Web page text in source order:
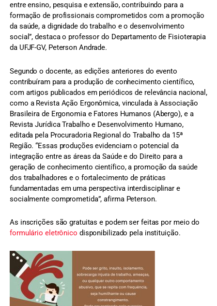
entre ensino, pesquisa e extensão, contribuindo para a
formação de profissionais comprometidos com a promoção
da saúde, a dignidade do trabalho e o desenvolvimento
social”, destaca o professor do Departamento de Fisioterapia
da UFJF-GV, Peterson Andrade.
Segundo o docente, as edições anteriores do evento
contribuíram para a produção de conhecimento científico,
com artigos publicados em periódicos de relevância nacional,
como a Revista Ação Ergonômica, vinculada à Associação
Brasileira de Ergonomia e Fatores Humanos (Abergo), e a
Revista Jurídica Trabalho e Desenvolvimento Humano,
editada pela Procuradoria Regional do Trabalho da 15ª
Região. “Essas produções evidenciam o potencial da
integração entre as áreas da Saúde e do Direito para a
geração de conhecimento científico, a promoção da saúde
dos trabalhadores e o fortalecimento de práticas
fundamentadas em uma perspectiva interdisciplinar e
socialmente comprometida”, afirma Peterson.
As inscrições são gratuitas e podem ser feitas por meio do
formulário eletrônico disponibilizado pela instituição.